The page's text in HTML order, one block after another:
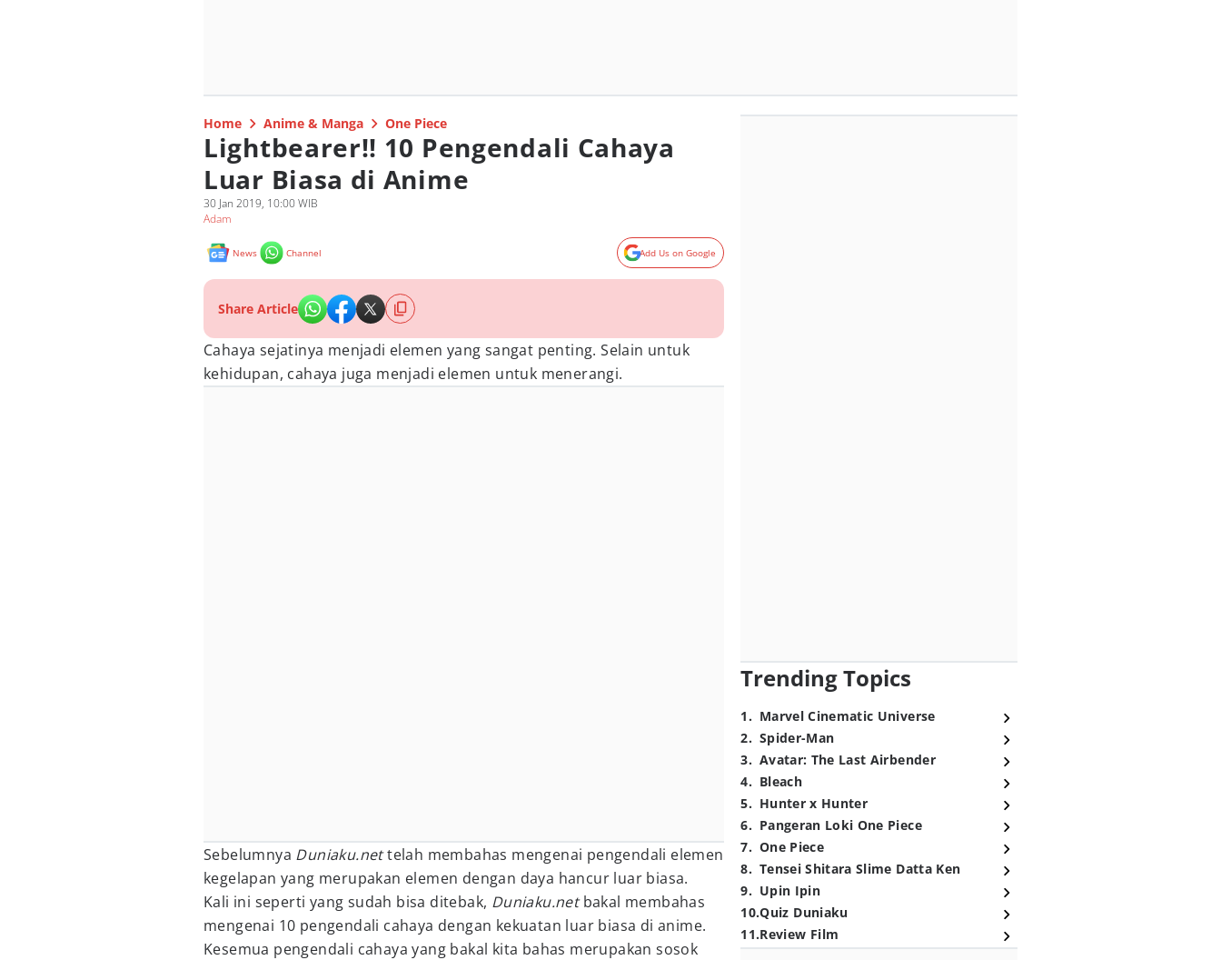
Home Anime & Manga One Piece
Lightbearer!! 10 Pengendali Cahaya
Luar Biasa di Anime
30 Jan 2019, 10:00 WIB
Adam
News Channel Add Us on Google
Share Article
Cahaya sejatinya menjadi elemen yang sangat penting. Selain untuk
kehidupan, cahaya juga menjadi elemen untuk menerangi.
Sebelumnya Duniaku.nettelah membahas mengenai pengendali elemen
kegelapan yang merupakan elemen dengan daya hancur luar biasa.
Kali ini seperti yang sudah bisa ditebak, Duniaku.netbakal membahas
mengenai 10 pengendali cahaya dengan kekuatan luar biasa di anime.
Kesemua pengendali cahaya yang bakal kita bahas merupakan sosok
Trending Topics
1. Marvel Cinematic Universe
2. Spider-Man
3. Avatar: The Last Airbender
4. Bleach
5. Hunter x Hunter
6. Pangeran Loki One Piece
7. One Piece
8. Tensei Shitara Slime Datta Ken
9. Upin Ipin
10.Quiz Duniaku
11.Review Film